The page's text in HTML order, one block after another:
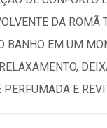
DA ROMÃ
BANHO EM UM
PERFUMADA E